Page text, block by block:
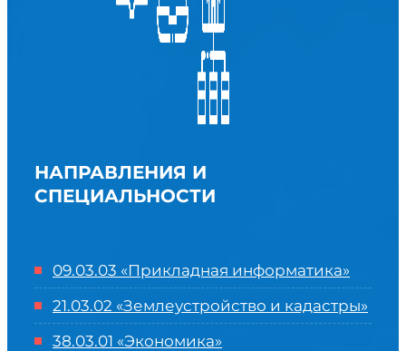
НАПРАВЛЕНИЯ И
СПЕЦИАЛЬНОСТИ
09.03.03 «Прикладная информатика»
21.03.02 «Землеустройство и кадастры»
38.03.01 «Экономика»